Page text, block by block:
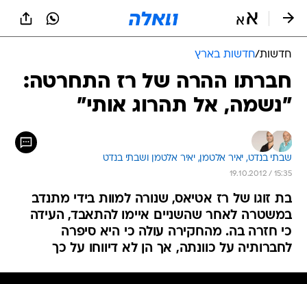
חדשות/חדשות בארץ
חברתו ההרה של רז התחרטה:
"נשמה, אל תהרוג אותי"
שבתי בנדט, יאיר אלטמן, יאיר אלטמן ושבתי בנדט
19.10.2012 / 15:35
בת זוגו של רז אטיאס, שנורה למוות בידי מתנדב
במשטרה לאחר שהשניים איימו להתאבד, העידה
כי חזרה בה. מהחקירה עולה כי היא סיפרה
לחברותיה על כוונתה, אך הן לא דיווחו על כך